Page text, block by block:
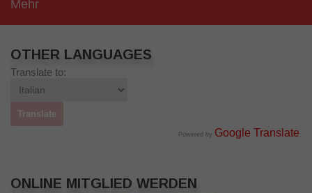
Mehr
OTHER LANGUAGES
Translate to:
Powered by Google Translate .
ONLINE MITGLIED WERDEN